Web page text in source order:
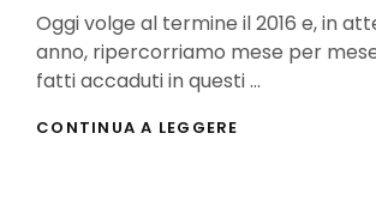
Oggi volge al termine il 2016 e, in
anno, ripercorriamo mese per
fatti accaduti in questi …
CONTINUA A LEGGERE